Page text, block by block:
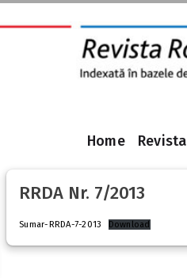
Home Revista
RRDA Nr. 7/2013
Sumar-RRDA-7-2013 Download